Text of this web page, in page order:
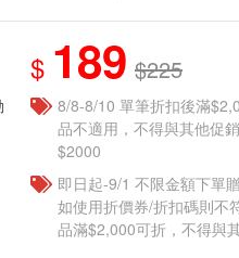
$ 189 $225
8/8-8/10 單筆折扣後滿
品不適用，不得與其他促
$2000
即日起-9/1 不限金額下單
如使用折價券/折扣碼則不
品滿$2,000可折，不得與